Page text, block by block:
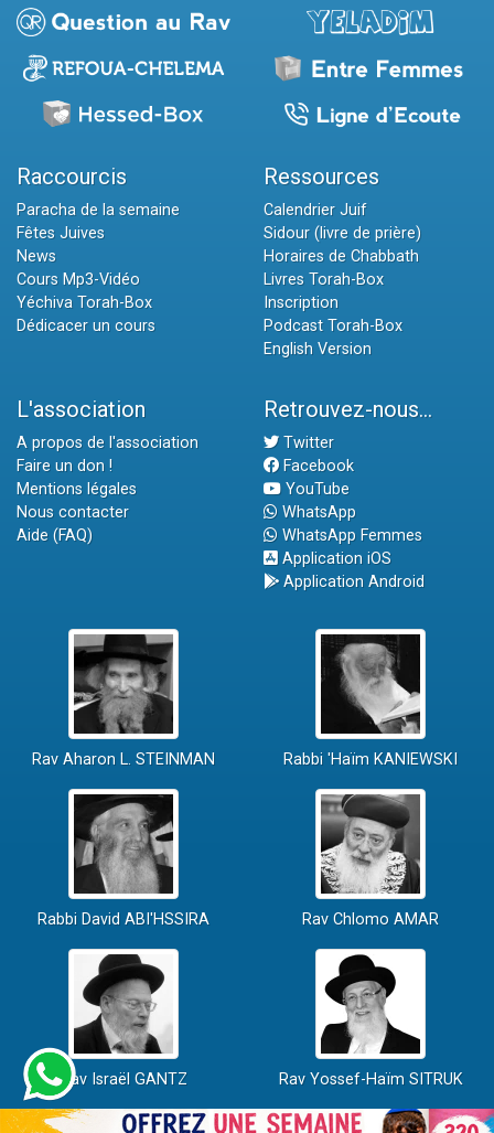
Raccourcis
Paracha de la semaine
Fêtes Juives
News
Cours Mp3-Vidéo
Yéchiva Torah-Box
Dédicacer un cours
Ressources
Calendrier Juif
Sidour (livre de prière)
Horaires de Chabbath
Livres Torah-Box
Inscription
Podcast Torah-Box
English Version
L'association
A propos de l'association
Faire un don !
Mentions légales
Nous contacter
Aide (FAQ)
Retrouvez-nous...
Twitter
Facebook
YouTube
WhatsApp
WhatsApp Femmes
Application iOS
Application Android
Rav Aharon L. STEINMAN Rabbi 'Haïm KANIEWSKI
Rabbi David ABI'HSSIRA Rav Chlomo AMAR
Rav Israël GANTZ Rav Yossef-Haïm SITRUK